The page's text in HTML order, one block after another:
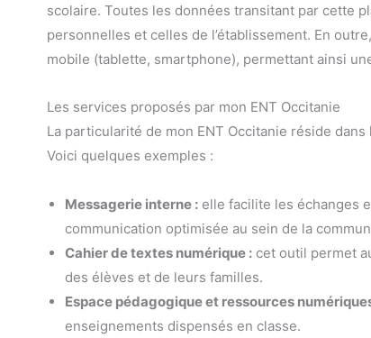
scolaire. Toutes les données transitant par cette
personnelles et celles de l’établissement. En
mobile (tablette, smartphone), permettant ainsi
Les services proposés par mon ENT Occitanie
La particularité de mon ENT Occitanie réside
Voici quelques exemples :
Messagerie interne : elle facilite les échanges
communication optimisée au sein de la
Cahier de textes numérique : cet outil permet
des élèves et de leurs familles.
Espace pédagogique et ressources
enseignements dispensés en classe.